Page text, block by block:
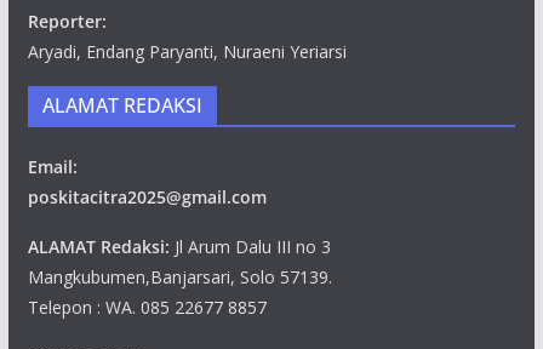
Reporter:
Aryadi, Endang Paryanti, Nuraeni Yeriarsi
ALAMAT REDAKSI
Email:
poskitacitra2025@gmail.com
ALAMAT Redaksi: Jl Arum Dalu III no 3
Mangkubumen,Banjarsari, Solo 57139.
Telepon : WA. 085 22677 8857